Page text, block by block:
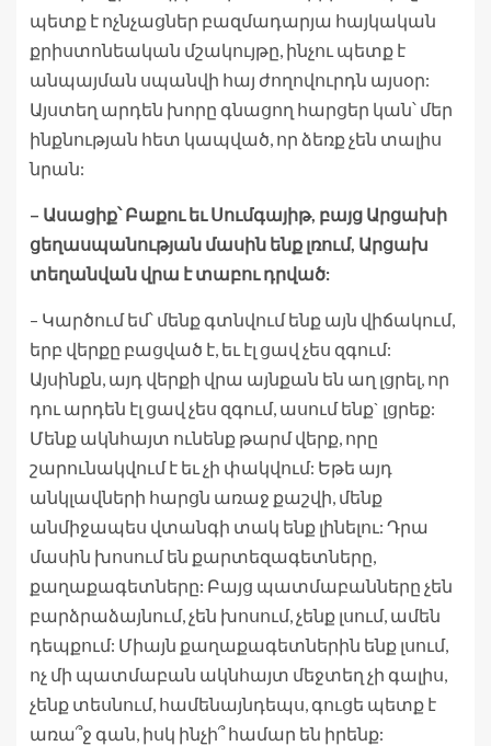
պետք է ոչնչացներ բազմադարյա հայկական
քրիստոնեական մշակույթը, ինչու պետք է
անպայման սպանվի հայ ժողովուրդն այսօր:
Այստեղ արդեն խորը գնացող հարցեր կան՝ մեր
ինքնության հետ կապված, որ ձեռք չեն տալիս
նրան:
– Ասացիք՝ Բաքու եւ Սումգայիթ, բայց Արցախի
ցեղասպանության մասին ենք լռում, Արցախ
տեղանվան վրա է տաբու դրված:
– Կարծում եմ՝ մենք գտնվում ենք այն վիճակում,
երբ վերքը բացված է, եւ էլ ցավ չես զգում:
Այսինքն, այդ վերքի վրա այնքան են աղ լցրել, որ
դու արդեն էլ ցավ չես զգում, ասում ենք` լցրեք:
Մենք ակնհայտ ունենք թարմ վերք, որը
շարունակվում է եւ չի փակվում: Եթե այդ
անկլավների հարցն առաջ քաշվի, մենք
անմիջապես վտանգի տակ ենք լինելու: Դրա
մասին խոսում են քարտեզագետները,
քաղաքագետները: Բայց պատմաբանները չեն
բարձրաձայնում, չեն խոսում, չենք լսում, ամեն
դեպքում: Միայն քաղաքագետներին ենք լսում,
ոչ մի պատմաբան ակնհայտ մեջտեղ չի գալիս,
չենք տեսնում, համենայնդեպս, գուցե պետք է
առա՞ջ գան, իսկ ինչի՞ համար են իրենք: